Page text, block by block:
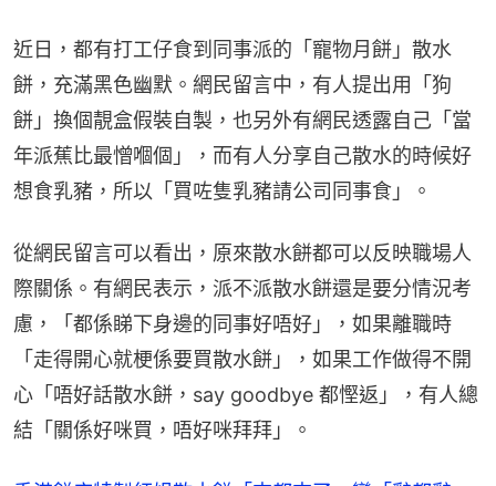
近日，都有打工仔食到同事派的「寵物月餅」散水
餅，充滿黑色幽默。網民留言中，有人提出用「狗
餅」換個靚盒假裝自製，也另外有網民透露自己「當
年派蕉比最憎嗰個」，而有人分享自己散水的時候好
想食乳豬，所以「買咗隻乳豬請公司同事食」。
從網民留言可以看出，原來散水餅都可以反映職場人
際關係。有網民表示，派不派散水餅還是要分情況考
慮，「都係睇下身邊的同事好唔好」，如果離職時
「走得開心就梗係要買散水餅」，如果工作做得不開
心「唔好話散水餅，say goodbye 都慳返」，有人總
結「關係好咪買，唔好咪拜拜」。